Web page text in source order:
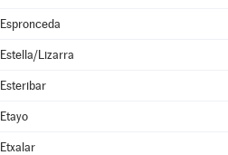
Espronceda
Estella/Lizarra
Esteribar
Etayo
Etxalar